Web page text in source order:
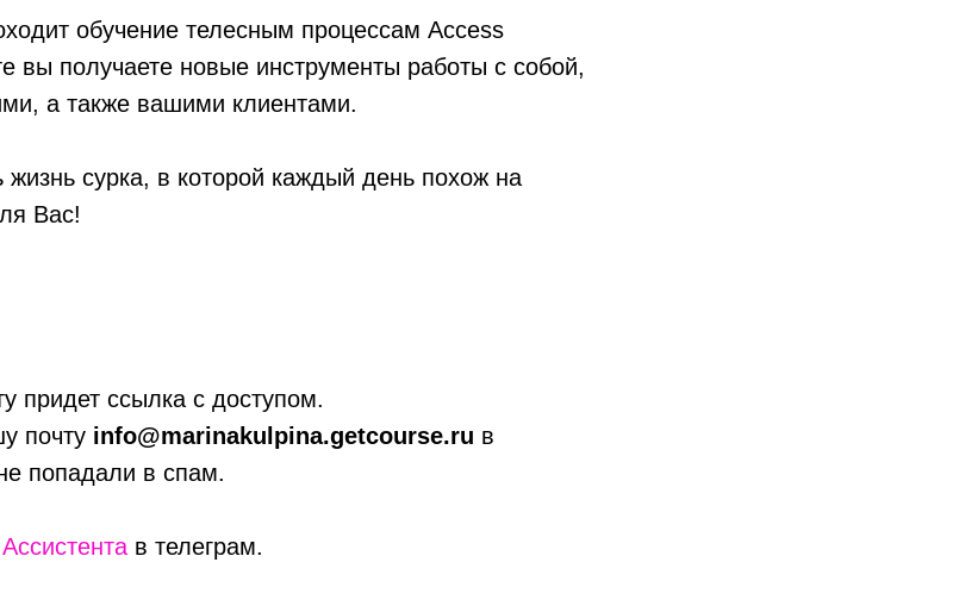
обучение телесным процессам Access
вы получаете новые инструменты работы с собой,
а также вашими клиентами.
сурка, в которой каждый день похож на
Вас!
придет ссылка с доступом.
почту info@marinakulpina.getcourse.ru в
попадали в спам.
Ассистента в телеграм.